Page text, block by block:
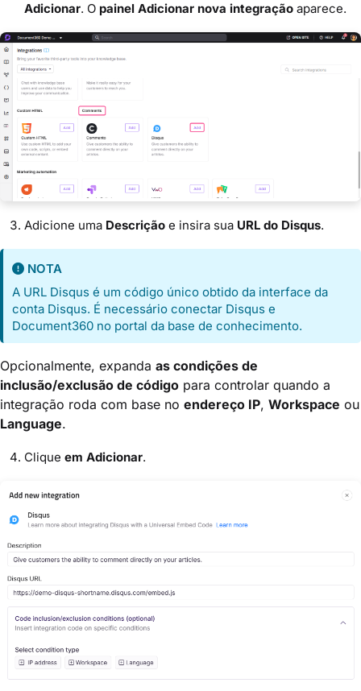
Adicionar. O painel Adicionar nova integração aparece.
Adicione uma Descrição e insira sua URL do Disqus.
NOTA
A URL Disqus é um código único obtido da interface da
conta Disqus. É necessário conectar Disqus e
Document360 no portal da base de conhecimento.
Opcionalmente, expanda as condições de
inclusão/exclusão de código para controlar quando a
integração roda com base no endereço IP, Workspace ou
Language.
Clique em Adicionar.